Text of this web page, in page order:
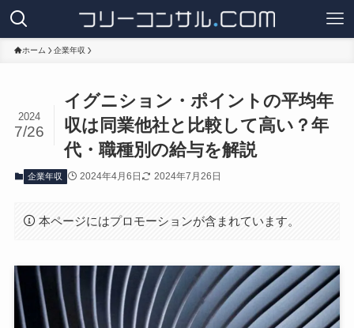
ホーム 企業年収
イグニション・ポイントの平均年
収は同業他社と比較して高い？年
代・職種別の給与を解説
2024
7/26
企業年収 2024年4月6日 2024年7月26日
本ページにはプロモーションが含まれています。